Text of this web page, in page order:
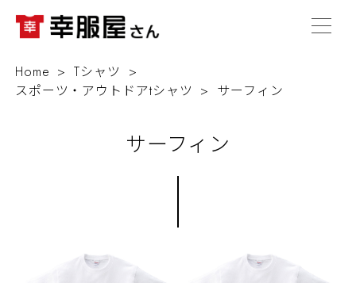
Home
Tシャツ
スポーツ・アウトドアtシャツ
サーフィン
サーフィン